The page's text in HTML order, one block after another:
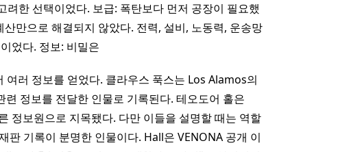
한 선택이었다. 보급: 폭탄보다 먼저 공장이 필요했
만으로 해결되지 않았다. 전력, 설비, 노동력, 운송망
었다. 정보: 비밀은
여러 정보를 얻었다. 클라우스 푹스는 Los Alamos의
정보를 전달한 인물로 기록된다. 테오도어 홀은
정보원으로 지목됐다. 다만 이들을 설명할 때는 역할
판 기록이 분명한 인물이다. Hall은 VENONA 공개 이